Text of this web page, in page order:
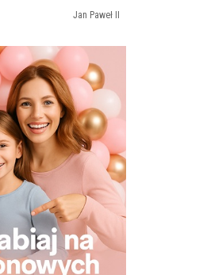
Jan Paweł II